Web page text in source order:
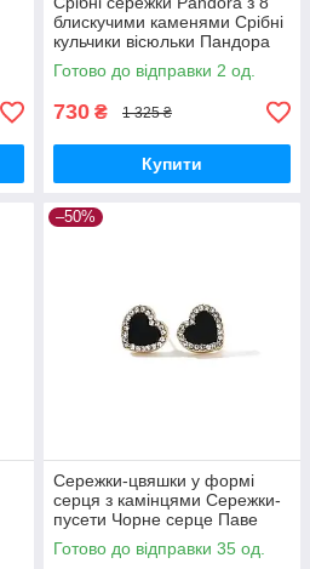
блискучими каменями Срібні
кульчики вісюльки Пандора
Камені 293159C01
Готово до відправки 2 од.
730 ₴ 1 325 ₴
Купити
–50%
Сережки-цвяшки у формі
серця з камінцями Сережки-
пусети Чорне серце Паве
Готово до відправки 35 од.